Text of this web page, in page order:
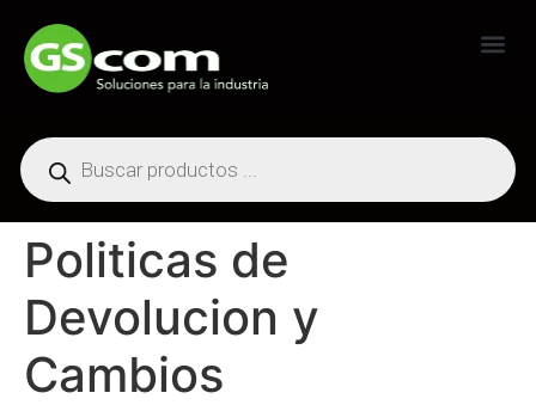
Politicas de
Devolucion y
Cambios